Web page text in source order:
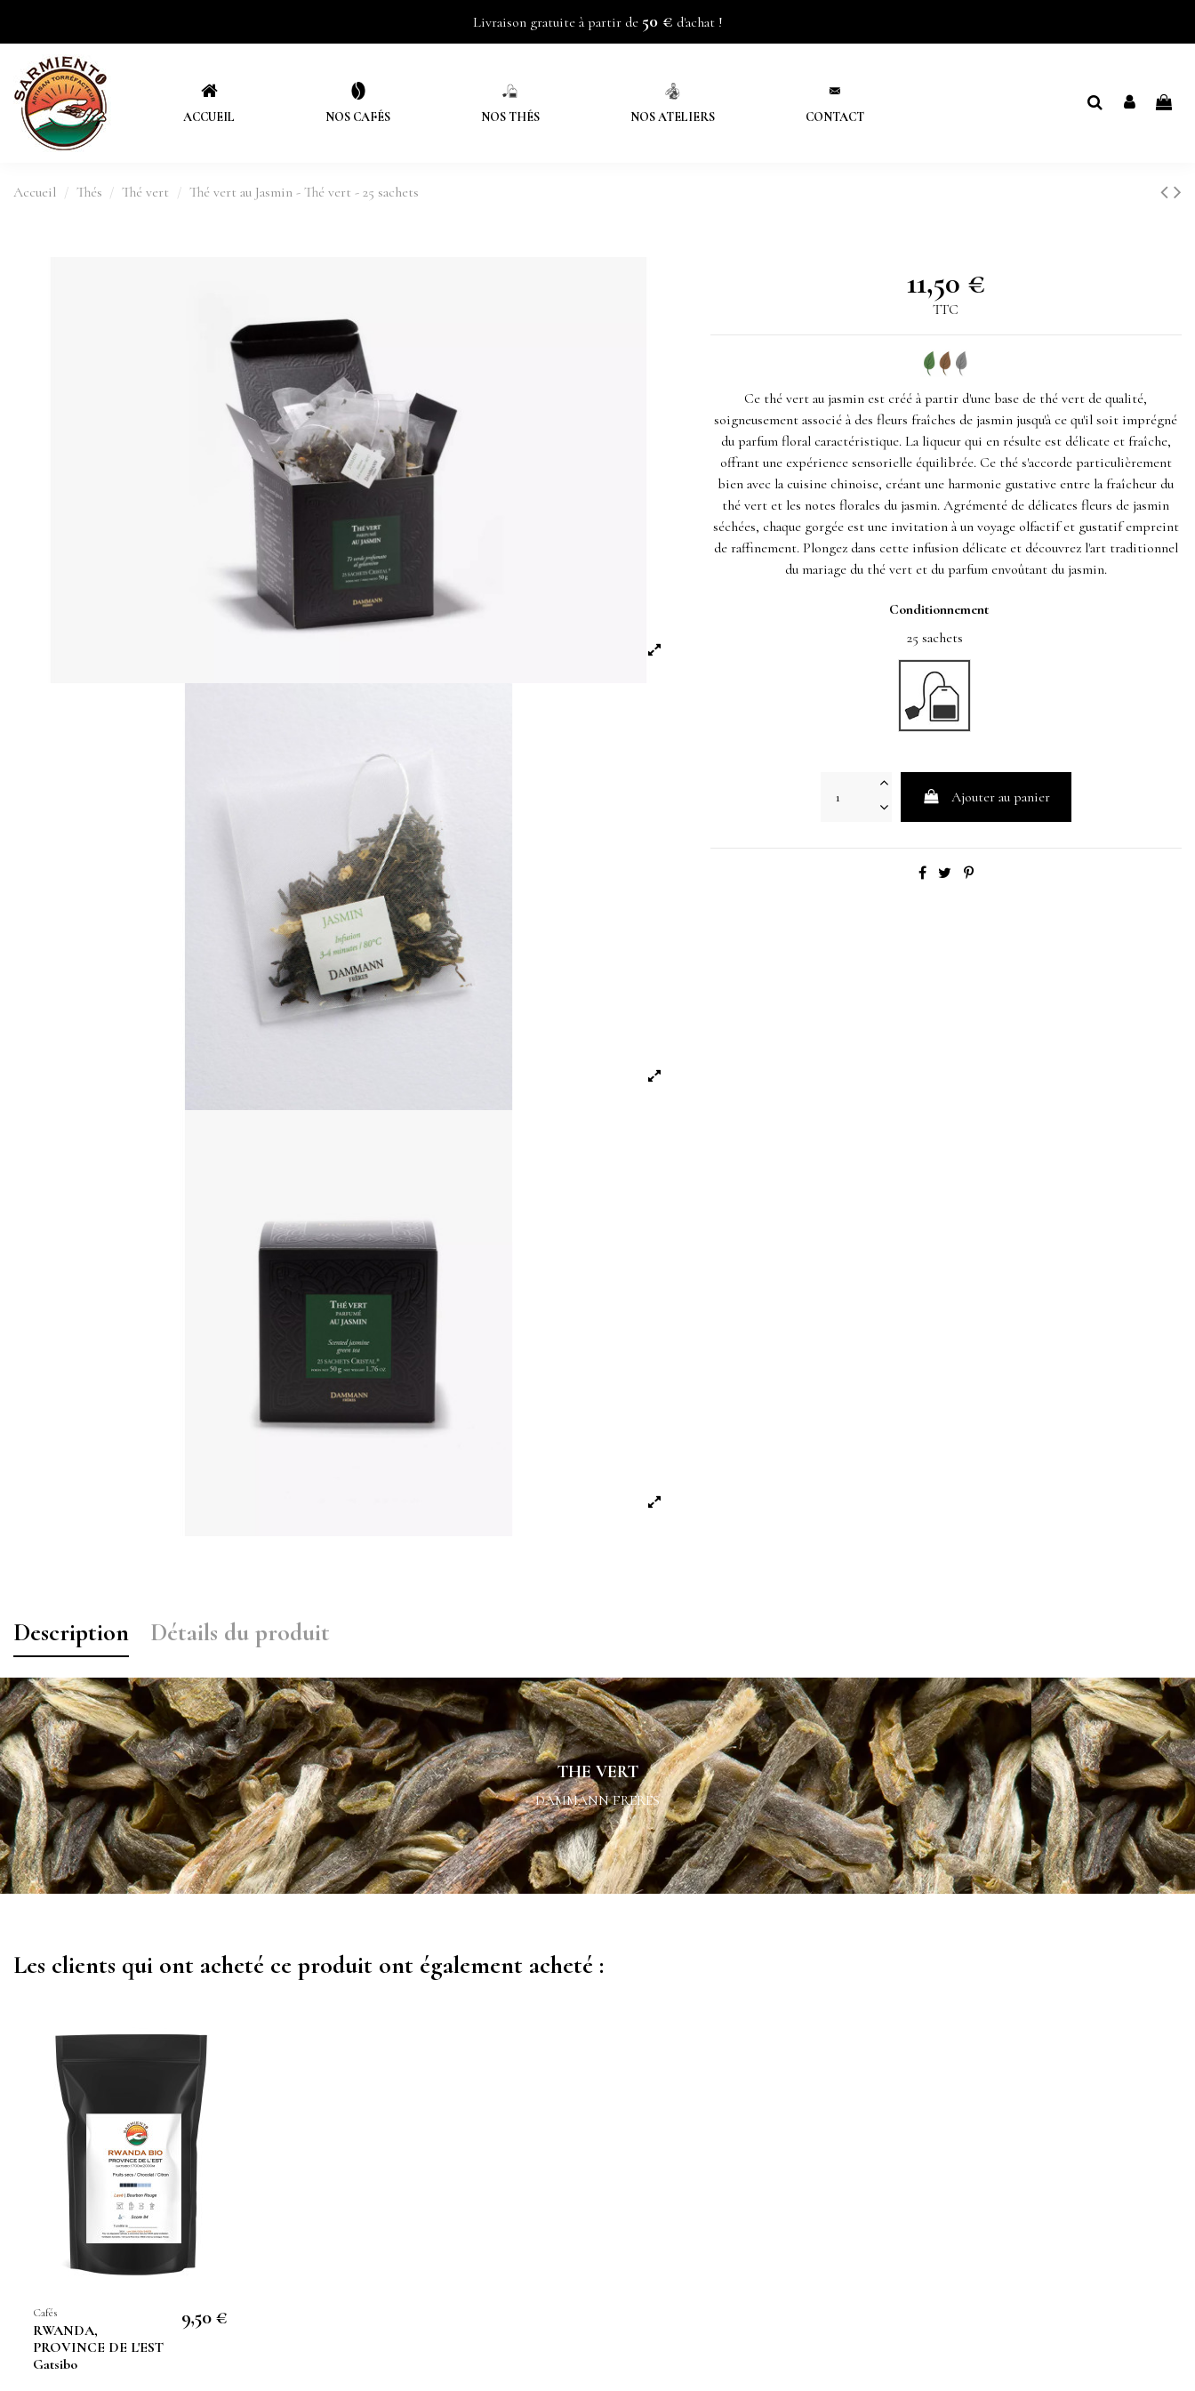
Livraison gratuite à partir de 50 € d'achat !
ACCUEIL NOS CAFÉS NOS THÉS NOS ATELIERS CONTACT
Accueil Thés Thé vert Thé vert au Jasmin - Thé vert - 25 sachets
11,50 €
TTC
Ce thé vert au jasmin est créé à partir d'une base de thé vert de qualité,
soigneusement associé à des fleurs fraîches de jasmin jusqu'à ce qu'il soit imprégné
du parfum floral caractéristique. La liqueur qui en résulte est délicate et fraîche,
offrant une expérience sensorielle équilibrée. Ce thé s'accorde particulièrement
bien avec la cuisine chinoise, créant une harmonie gustative entre la fraîcheur du
thé vert et les notes florales du jasmin. Agrémenté de délicates fleurs de jasmin
séchées, chaque gorgée est une invitation à un voyage olfactif et gustatif empreint
de raffinement. Plongez dans cette infusion délicate et découvrez l'art traditionnel
du mariage du thé vert et du parfum envoûtant du jasmin.
Conditionnement
25 sachets
Ajouter au panier
Description Détails du produit
THE VERT
DAMMANN FRERES
Les clients qui ont acheté ce produit ont également acheté :
Cafés
RWANDA,
PROVINCE DE L'EST
Gatsibo
9,50 €